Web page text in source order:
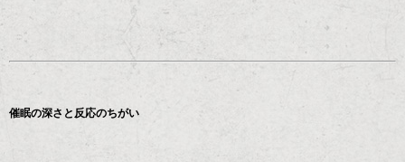
催眠の深さと反応のちがい